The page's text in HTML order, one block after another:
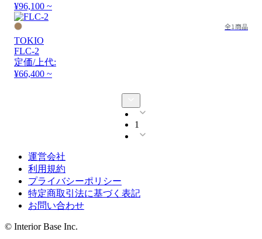
¥96,100 ~
全1商品
TOKIO
FLC-2
定価/上代:
¥66,400 ~
1
運営会社
利用規約
プライバシーポリシー
特定商取引法に基づく表記
お問い合わせ
© Interior Base Inc.